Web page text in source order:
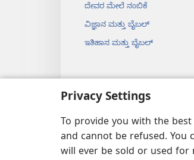
Privacy Settings
To provide you with the
and cannot be refused. You
will ever be sold or used for
ದೇವರ ಮೇಲೆ ನಂಬಿಕೆ
ವಿಜ್ಞಾನ ಮತ್ತು ಬೈಬಲ್‌
ಇತಿಹಾಸ ಮತ್ತು ಬೈಬಲ್‌